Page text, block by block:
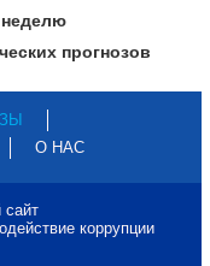
прогнозов
О НАС
сайт
коррупции